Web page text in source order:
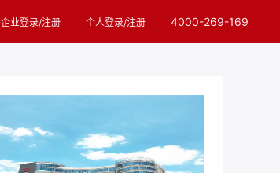
企业登录/注册 个人登录/注册 4000-269-169